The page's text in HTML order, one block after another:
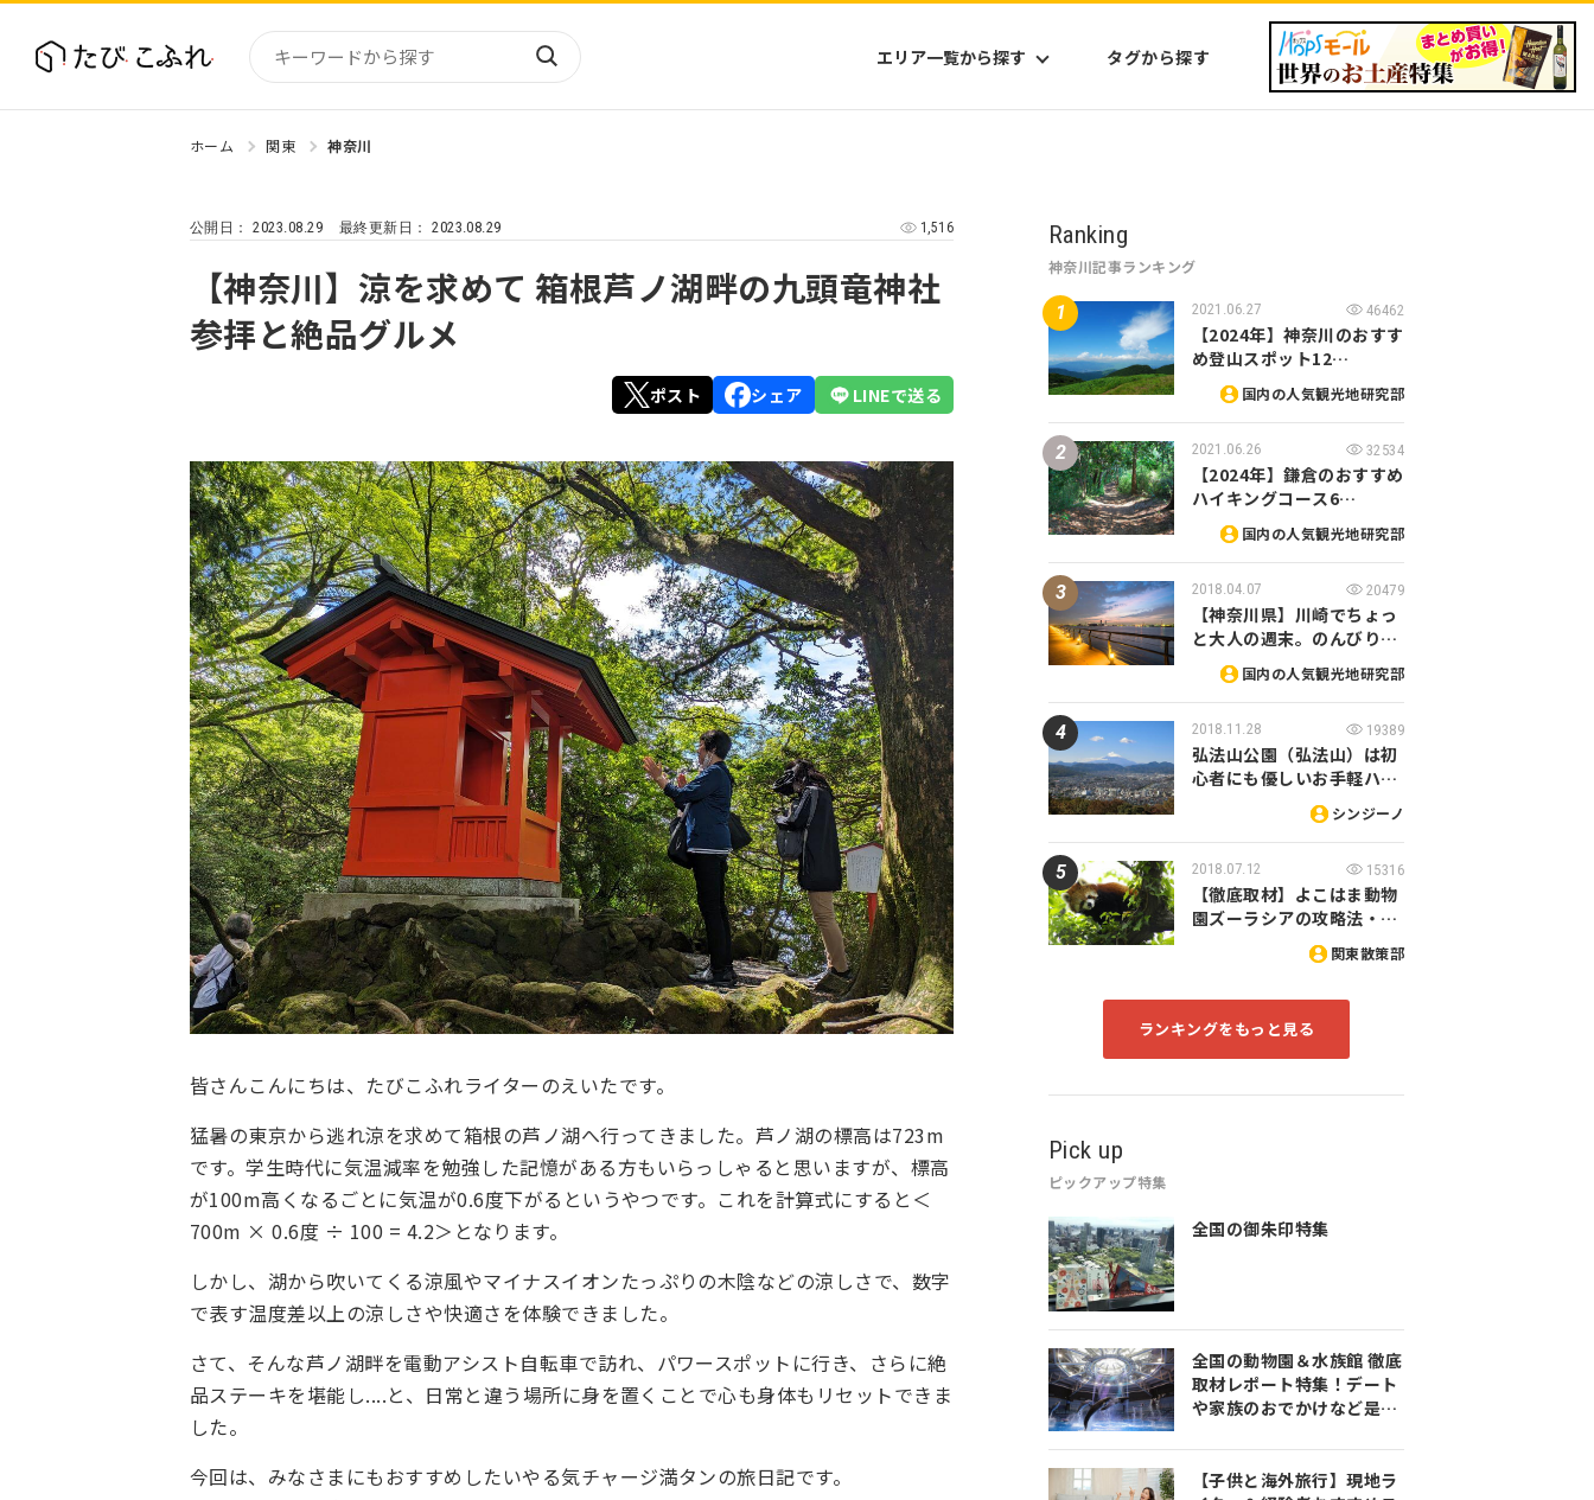
エリア一覧から探す タグから探す
東北
関東
中部・北陸
四国
九州
沖縄
アジア
北米
中南米
ハワイ
ミクロネシア
オセアニア
ホーム 関東 神奈川
公開日：2023.08.29 最終更新日：2023.08.29 1,516
【神奈川】涼を求めて 箱根芦ノ湖畔の九頭竜神社
参拝と絶品グルメ
ポスト シェア LINEで送る
皆さんこんにちは、たびこふれライターのえいたです。
猛暑の東京から逃れ涼を求めて箱根の芦ノ湖へ行ってきました。芦ノ湖の標高は723m
です。学生時代に気温減率を勉強した記憶がある方もいらっしゃると思いますが、標高
が100m高くなるごとに気温が0.6度下がるというやつです。これを計算式にすると＜
700m × 0.6度 ÷ 100 = 4.2＞となります。
しかし、湖から吹いてくる涼風やマイナスイオンたっぷりの木陰などの涼しさで、数字
で表す温度差以上の涼しさや快適さを体験できました。
さて、そんな芦ノ湖畔を電動アシスト自転車で訪れ、パワースポットに行き、さらに絶
品ステーキを堪能し....と、日常と違う場所に身を置くことで心も身体もリセットできま
した。
今回は、みなさまにもおすすめしたいやる気チャージ満タンの旅日記です。
Ranking
神奈川記事ランキング
2021.06.27 46462
【2024年】神奈川のおすす
め登山スポット12…
国内の人気観光地研究部
2021.06.26 32534
【2024年】鎌倉のおすすめ
ハイキングコース6…
国内の人気観光地研究部
2018.04.07 20479
【神奈川県】川崎でちょっ
と大人の週末。のんびり…
国内の人気観光地研究部
2018.11.28 19389
弘法山公園（弘法山）は初
心者にも優しいお手軽ハ…
シンジーノ
2018.07.12 15316
【徹底取材】よこはま動物
園ズーラシアの攻略法・…
関東散策部
ランキングをもっと見る
Pick up
ピックアップ特集
全国の御朱印特集
全国の動物園＆水族館 徹底
取材レポート特集！デート
や家族のおでかけなど是非
【子供と海外旅行】現地ラ